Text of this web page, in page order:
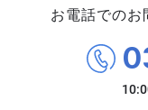
お電話でのお